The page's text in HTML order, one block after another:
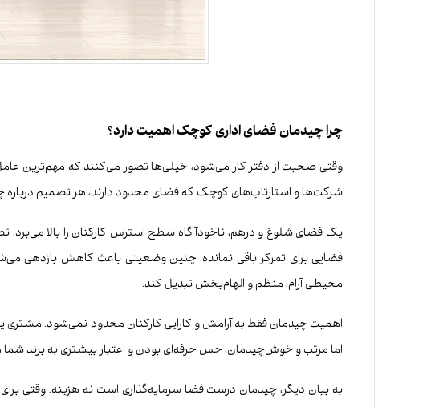
چرا چیدمان فضای اداری کوچک اهمیت دارد؟
وقتی صحبت از دفتر کار می‌شود، خیلی‌ها تصور می‌کنند که مهم‌ترین عامل
شرکت‌ها و استارتاپ‌های کوچک که فضای محدود دارند، هر تصمیم درباره
یک فضای شلوغ و درهم، ناخودآگاه سطح استرس کارکنان را بالا می‌برد.
فضایی برای تمرکز باقی نمانده. چنین وضعیتی باعث کاهش بازدهی
محیطی آرام، منظم و الهام‌بخش تبدیل کند.
اهمیت چیدمان فقط به آرامش و کارایی کارکنان محدود نمی‌شود. مشتری
اما مرتب و خوش‌چیدمان، حس حرفه‌ای بودن و اعتبار بیشتری به برند
به بیان دیگر، چیدمان درست فضا سرمایه‌گذاری است نه هزینه. وقتی